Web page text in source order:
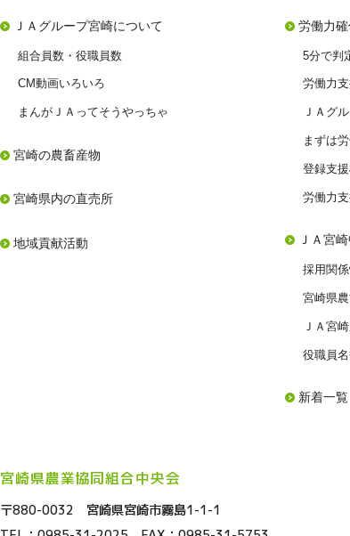
ＪＡグループ宮崎について
組合員数・役職員数
CM動画いろいろ
まんがＪＡってそうやっちゃ
宮崎の農畜産物
宮崎県内の直売所
地域貢献活動
労働力
5分で判
労働力
ＪＡグ
まずは
登録支
労働力
ＪＡ宮
採用関
宮崎県
ＪＡ宮
役職員
新着一覧
宮崎県農業協同組合中央会
〒880-0032 宮崎県宮崎市霧島1-1-1